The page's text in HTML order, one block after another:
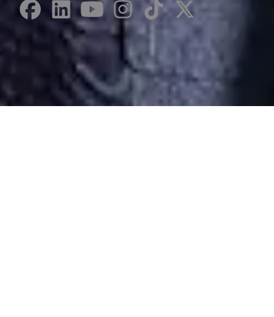
Desarrollado por Just Quality